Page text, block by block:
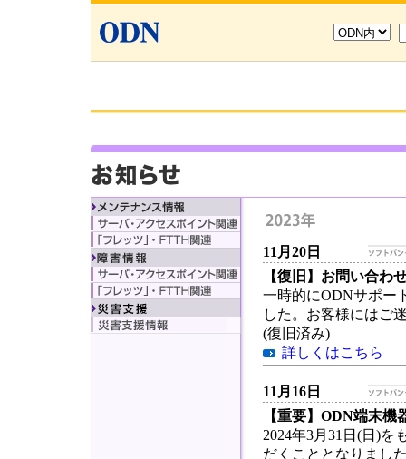
11月20日
【復旧】お問い合わ
一時的にODNサポー
した。お客様にはご
(復旧済み)
詳しくはこちら
11月16日
【重要】ODN端末
2024年3月31日(日)を
だくこととなりまし